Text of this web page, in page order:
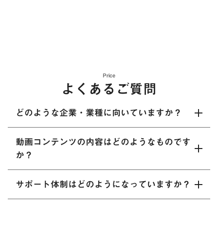
どのような企業・業種に向いていますか？
本パッケージは、マーケティング部門やDX推進部門はもち
ろん、デジタル人材の育成を重視する あらゆる業種・規模の
ーム単位で最適なカリキュラムを提案するため、初心者から
上級者まで幅広く対応可能です。
動画コンテンツの内容はどのようなものです
か？
AIやデジタルマーケティングに関する 基礎知識から応用的
な実践スキルまで幅広く網羅しています。内容はステップア
サポート体制はどのようになっていますか？
よくあるご質問
Price